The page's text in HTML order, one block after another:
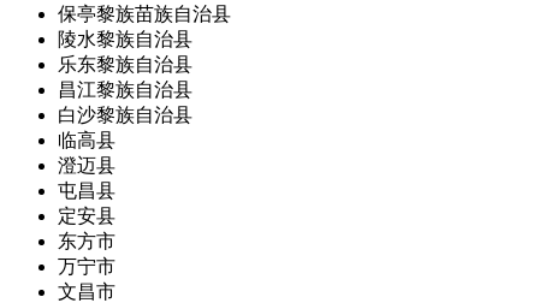
保亭黎族苗族自治县
陵水黎族自治县
乐东黎族自治县
昌江黎族自治县
白沙黎族自治县
临高县
澄迈县
屯昌县
定安县
东方市
万宁市
文昌市